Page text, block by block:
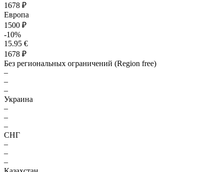
1678 ₽
Европа
1500 ₽
-10%
15.95 €
1678 ₽
Без региональных ограничений (Region free)
–
–
–
Украина
–
–
–
СНГ
–
–
–